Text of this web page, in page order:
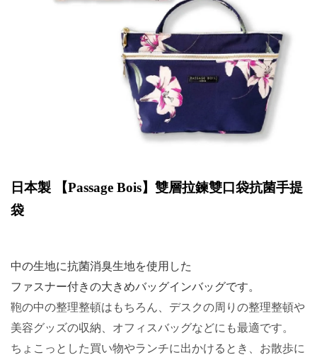
日本製 【Passage Bois】雙層拉鍊雙口袋抗菌手提
袋
中の生地に抗菌消臭生地を使用した
ファスナー付きの大きめバッグインバッグです。
鞄の中の整理整頓はもちろん、デスクの周りの整理整頓や
美容グッズの収納、オフィスバッグなどにも最適です。
ちょこっとした買い物やランチに出かけるとき、お散歩に